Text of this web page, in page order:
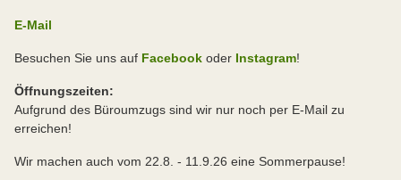
E-Mail
Besuchen Sie uns auf Facebook oder Instagram!
Öffnungszeiten:
Aufgrund des Büroumzugs sind wir nur noch per E-Mail zu
erreichen!
Wir machen auch vom 22.8. - 11.9.26 eine Sommerpause!